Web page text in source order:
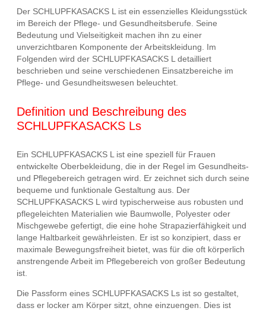
Der SCHLUPFKASACKS L ist ein essenzielles Kleidungsstück
im Bereich der Pflege- und Gesundheitsberufe. Seine
Bedeutung und Vielseitigkeit machen ihn zu einer
unverzichtbaren Komponente der Arbeitskleidung. Im
Folgenden wird der SCHLUPFKASACKS L detailliert
beschrieben und seine verschiedenen Einsatzbereiche im
Pflege- und Gesundheitswesen beleuchtet.
Definition und Beschreibung des
SCHLUPFKASACKS Ls
Ein SCHLUPFKASACKS L ist eine speziell für Frauen
entwickelte Oberbekleidung, die in der Regel im Gesundheits-
und Pflegebereich getragen wird. Er zeichnet sich durch seine
bequeme und funktionale Gestaltung aus. Der
SCHLUPFKASACKS L wird typischerweise aus robusten und
pflegeleichten Materialien wie Baumwolle, Polyester oder
Mischgewebe gefertigt, die eine hohe Strapazierfähigkeit und
lange Haltbarkeit gewährleisten. Er ist so konzipiert, dass er
maximale Bewegungsfreiheit bietet, was für die oft körperlich
anstrengende Arbeit im Pflegebereich von großer Bedeutung
ist.
Die Passform eines SCHLUPFKASACKS Ls ist so gestaltet,
dass er locker am Körper sitzt, ohne einzuengen. Dies ist